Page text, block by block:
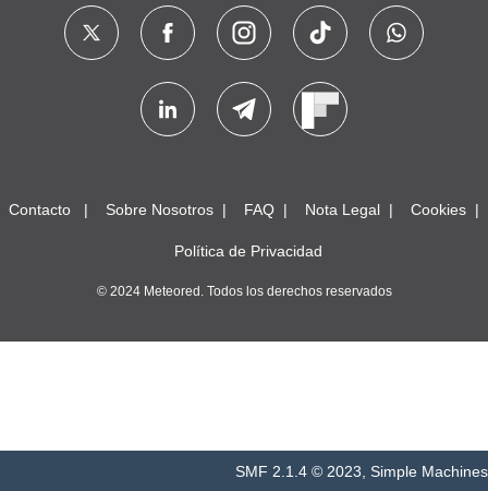
Contacto Sobre Nosotros FAQ Nota Legal Cookies
Política de Privacidad
© 2024 Meteored. Todos los derechos reservados
SMF 2.1.4 © 2023, Simple Machines